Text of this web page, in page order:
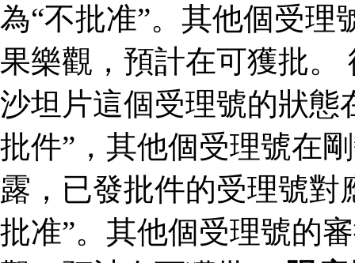
為“不批准”。其他個受理
果樂觀，預計在可獲批。
沙坦片這個受理號的狀態
批件”，其他個受理號在
露，已發批件的受理號對
批准”。其他個受理號的